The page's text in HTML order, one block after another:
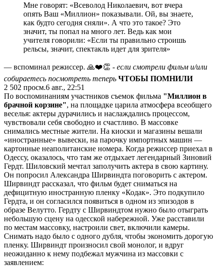
Мне говорят: «Всеволод Николаевич, вот вчера
опять Ваш «Миллион» показывали. Ой, вы знаете,
как будто сегодня сняли». А что это такое? Это
значит, ты попал на много лет. Ведь как мои
учителя говорили: «Если ты правильно строишь
рельсы, значит, спектакль идет для зрителя»
— вспоминал режиссер. 🙏❤️👏 - если смотрели фильм и/или
собираетесь посмотреть теперь ЧТОБЫ ПОМНИЛИ
2 502 просм.6 авг., 22:51
По воспоминаниям участников съемок фильма "Миллион в
брачной корзине", на площадке царила атмосфера всеобщего
веселья: актеры дурачились и наслаждались процессом,
чувствовали себя свободно и счастливо. В массовке
снимались местные жители. На киоски и магазины вешали
«иностранные» вывески, на парочку импортных машин —
картонные неаполитанские номера. Когда режиссер приехал в
Одессу, оказалось, что там же отдыхает легендарный Зиновий
Гердт. Шиловский мечтал заполучить актера в свою картину.
Он попросил Александра Ширвиндта поговорить с актером.
Ширвиндт рассказал, что фильм будет сниматься на
дефицитную иностранную пленку «Кодак». Это подкупило
Гердта, и он согласился появиться в одном из эпизодов в
образе Велутто. Гердту с Ширвиндтом нужно было отыграть
небольшую сцену на одесской набережной. Уже расставили
по местам массовку, настроили свет, включили камеры.
Снимать надо было с одного дубля, чтобы экономить дорогую
пленку. Ширвиндт произносил свой монолог, и вдруг
неожиданно к нему подбежал мужчина из массовки с
заявлением: